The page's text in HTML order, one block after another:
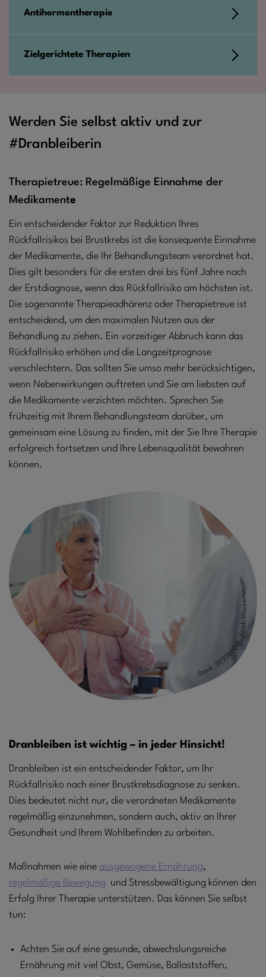
Antihormontherapie
Zielgerichtete Therapien
Werden Sie selbst aktiv und zur
#Dranbleiberin
Therapietreue: Regelmäßige Einnahme der
Medikamente
Ein entscheidender Faktor zur Reduktion Ihres
Rückfallrisikos bei Brustkrebs ist die konsequente Einnahme
der Medikamente, die Ihr Behandlungsteam verordnet hat.
Dies gilt besonders für die ersten drei bis fünf Jahre nach
der Erstdiagnose, wenn das Rückfallrisiko am höchsten ist.
Die sogenannte Therapieadhärenz oder Therapietreue ist
entscheidend, um den maximalen Nutzen aus der
Behandlung zu ziehen. Ein vorzeitiger Abbruch kann das
Rückfallrisiko erhöhen und die Langzeitprognose
verschlechtern. Das sollten Sie umso mehr berücksichtigen,
wenn Nebenwirkungen auftreten und Sie am liebsten auf
die Medikamente verzichten möchten. Sprechen Sie
frühzeitig mit Ihrem Behandlungsteam darüber, um
gemeinsam eine Lösung zu finden, mit der Sie Ihre Therapie
erfolgreich fortsetzen und Ihre Lebensqualität bewahren
können.
Dranbleiben ist wichtig – in jeder Hinsicht!
Dranbleiben ist ein entscheidender Faktor, um Ihr
Rückfallrisiko nach einer Brustkrebsdiagnose zu senken.
Dies bedeutet nicht nur, die verordneten Medikamente
regelmäßig einzunehmen, sondern auch, aktiv an Ihrer
Gesundheit und Ihrem Wohlbefinden zu arbeiten.
Maßnahmen wie eine ausgewogene Ernährung,
regelmäßige Bewegung und Stressbewältigung können den
Erfolg Ihrer Therapie unterstützen. Das können Sie selbst
tun:
Achten Sie auf eine gesunde, abwechslungsreiche
Ernährung mit viel Obst, Gemüse, Ballaststoffen,